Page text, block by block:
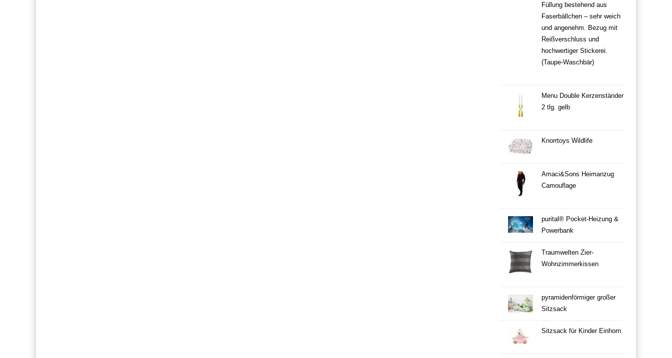
Füllung bestehend aus
Faserbällchen – sehr weich
und angenehm. Bezug mit
Reißverschluss und
hochwertiger Stickerei.
(Taupe-Waschbär)
Menu Double Kerzenständer
2 tlg. gelb
Knorrtoys Wildlife
Amaci&Sons Heimanzug
Camouflage
purital® Pocket-Heizung &
Powerbank
Traumwelten Zier-
Wohnzimmerkissen
pyramidenförmiger großer
Sitzsack
Sitzsack für Kinder Einhorn